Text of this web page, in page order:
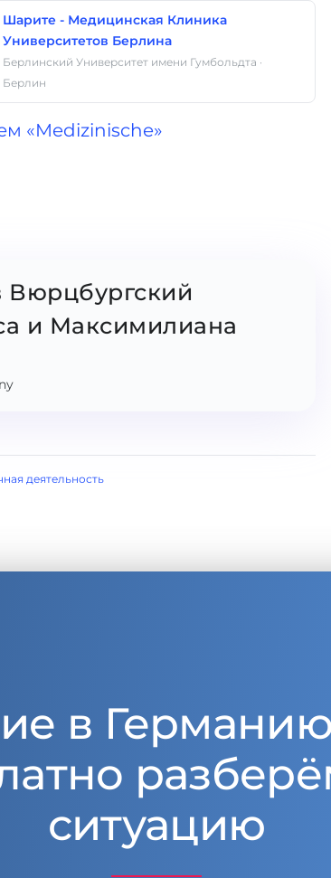
Шарите - Медицинская Клиника
Университетов Берлина
Берлинский Университет имени Гумбольдта ·
Берлин
«Medizinische»
Вюрцбургский
и Максимилиана
деятельность
в
ситуацию